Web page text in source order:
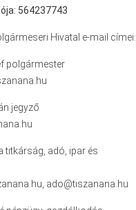
564237743
Hivatal e-mail címei:
polgármester
jegyző
titkárság, adó, ipar és
ado@tiszanana.hu